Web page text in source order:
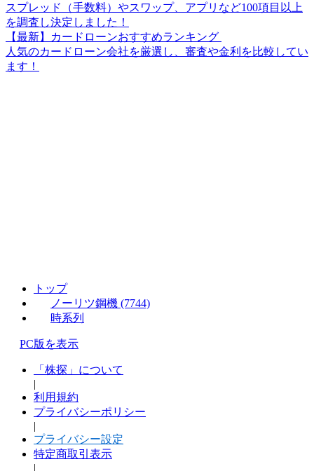
スプレッド（手数料）やスワップ、アプリなど100項目以上
を調査し決定しました！
【最新】カードローンおすすめランキング
人気のカードローン会社を厳選し、審査や金利を比較してい
ます！
トップ
ノーリツ鋼機 (7744)
時系列
PC版を表示
「株探」について
|
利用規約
プライバシーポリシー
|
プライバシー設定
特定商取引表示
|